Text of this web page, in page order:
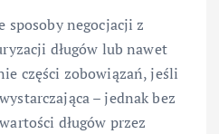
sposoby negocjacji z
długów lub nawet
części zobowiązań, jeśli
– jednak bez
długów przez